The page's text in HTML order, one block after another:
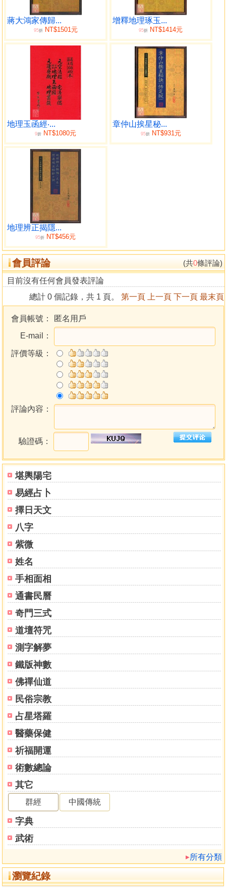
堪輿陽宅
易經占卜
擇日天文
八字
紫微
姓名
手相面相
通書民曆
奇門三式
道壇符咒
測字解夢
鐵版神數
佛禪仙道
民俗宗教
占星塔羅
醫藥保健
祈福開運
術數總論
其它
群經 中國傳統
字典
武術
所有分類
瀏覽紀錄
蔣大鴻家傳歸...
95折NT$1501元
增釋地理琢玉...
95折 NT$1414元
地理玉函經‧...
9折 NT$1080元
章仲山挨星秘...
95折NT$931元
地理辨正揭隱...
95折 NT$456元
會員評論 (共0條評論)
目前沒有任何會員發表評論
總計 0 個記錄，共 1 頁。 第一頁 上一頁 下一頁 最末頁
會員帳號：
匿名用戶
E-mail：
評價等級：
評論內容：
驗證碼：